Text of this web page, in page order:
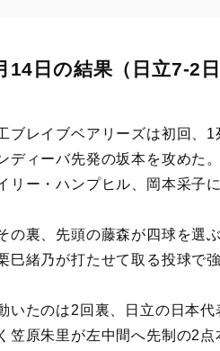
14日の結果（日立7-2日
ブレイブベアリーズは初回、
ディーバ先発の坂本を攻めた
リー・ハンプヒル、岡本采子
の裏、先頭の藤森が四球を選
巳緒乃が打たせて取る投球で
いたのは2回裏、日立の日本
笠原朱里が左中間へ先制の2